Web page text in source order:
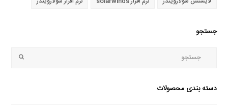
جستجو
دسته بندی محصولات